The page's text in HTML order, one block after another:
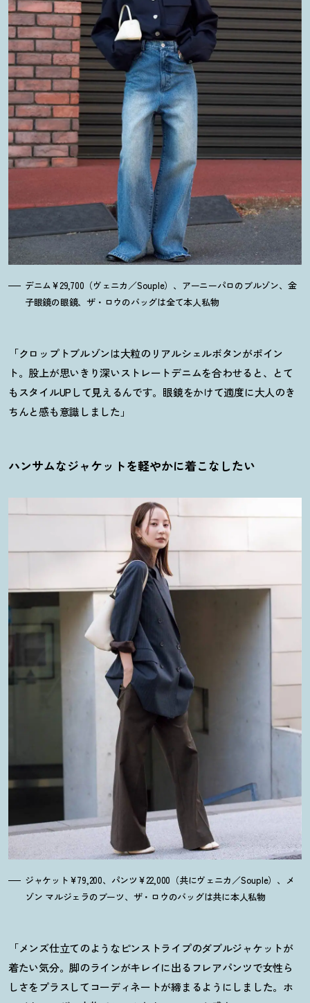
デニム¥29,700（ヴェニカ／Souple）、アーニーパロのブルゾン、金
子眼鏡の眼鏡、ザ・ロウのバッグは全て本人私物
「クロップトブルゾンは大粒のリアルシェルボタンがポイン
ト。股上が思いきり深いストレートデニムを合わせると、とて
もスタイルUPして見えるんです。眼鏡をかけて適度に大人のき
ちんと感も意識しました」
ハンサムなジャケットを軽やかに着こなしたい
ジャケット¥79,200、パンツ¥22,000（共にヴェニカ／Souple）、メ
ゾン マルジェラのブーツ、ザ・ロウのバッグは共に本人私物
「メンズ仕立てのようなピンストライプのダブルジャケットが
着たい気分。脚のラインがキレイに出るフレアパンツで女性ら
しさをプラスしてコーディネートが締まるようにしました。ホ